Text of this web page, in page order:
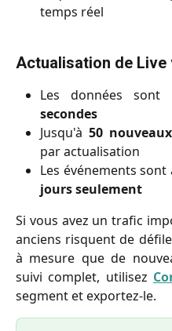
temps réel
Actualisation de Live
Les données sont
secondes
Jusqu'à50
par actualisation
Les événements
jours seulement
Si vous avez un trafic
anciens risquent de
à mesure que de
suivi complet, utilisez
segment et exportez-le.